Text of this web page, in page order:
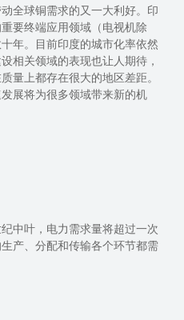
全球铜需求的又一大利好。印
要终端应用领域（电视机除
年。目前印度的城市化率依然
相关领域的表现也让人期待，
量上都存在很大的地区差距。
展将为很多领域带来新的机
中叶，电力需求量将超过一次
产、分配和传输各个环节都需